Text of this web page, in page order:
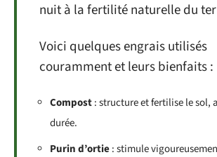
nuit à la fertilité naturelle du
Voici quelques engrais utilisés
couramment et leurs bienfaits :
Compost: structure et fertilise le sol,
durée.
Purin d’ortie: stimule